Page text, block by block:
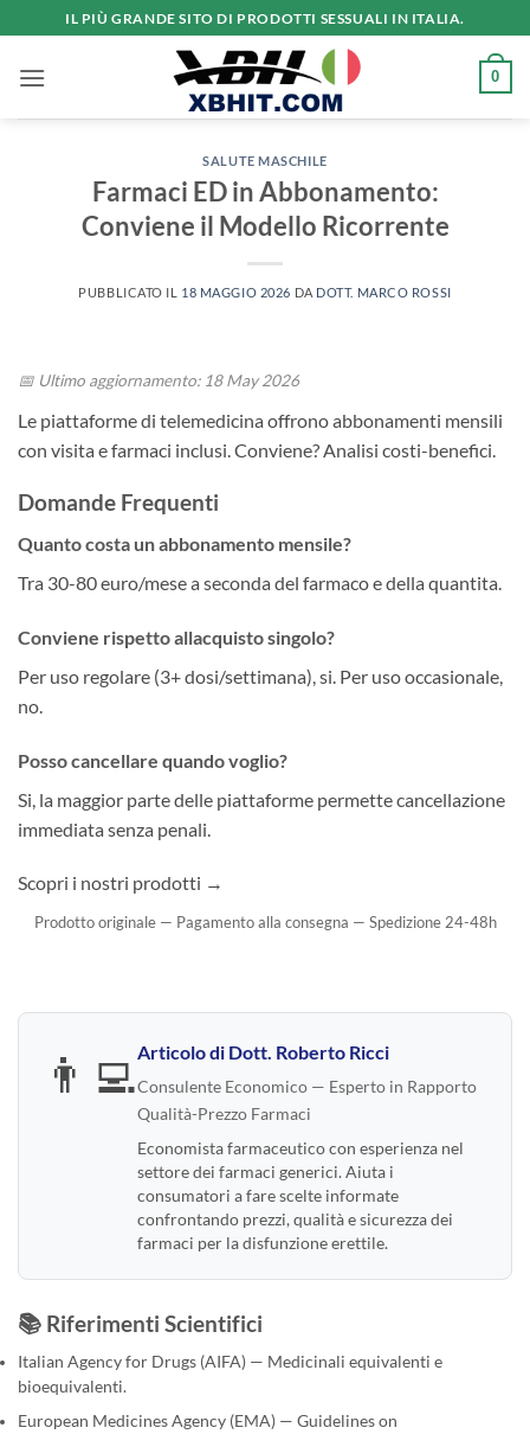
ai
contenuti
IL PIÙ GRANDE SITO DI PRODOTTI SESSUALI IN ITALIA.
0
SALUTE MASCHILE
Farmaci ED in Abbonamento:
Conviene il Modello Ricorrente
PUBBLICATO IL 18 MAGGIO 2026 DA DOTT. MARCO ROSSI
📅 Ultimo aggiornamento: 18 May 2026
Le piattaforme di telemedicina offrono abbonamenti mensili
con visita e farmaci inclusi. Conviene? Analisi costi-benefici.
Domande Frequenti
Quanto costa un abbonamento mensile?
Tra 30-80 euro/mese a seconda del farmaco e della quantita.
Conviene rispetto allacquisto singolo?
Per uso regolare (3+ dosi/settimana), si. Per uso occasionale,
no.
Posso cancellare quando voglio?
Si, la maggior parte delle piattaforme permette cancellazione
immediata senza penali.
Scopri i nostri prodotti →
Prodotto originale — Pagamento alla consegna — Spedizione 24-48h
👨‍💻Articolo di Dott. Roberto Ricci
Consulente Economico — Esperto in Rapporto
Qualità-Prezzo Farmaci
Economista farmaceutico con esperienza nel
settore dei farmaci generici. Aiuta i
consumatori a fare scelte informate
confrontando prezzi, qualità e sicurezza dei
farmaci per la disfunzione erettile.
📚 Riferimenti Scientifici
Italian Agency for Drugs (AIFA) — Medicinali equivalenti e
bioequivalenti.
European Medicines Agency (EMA) — Guidelines on